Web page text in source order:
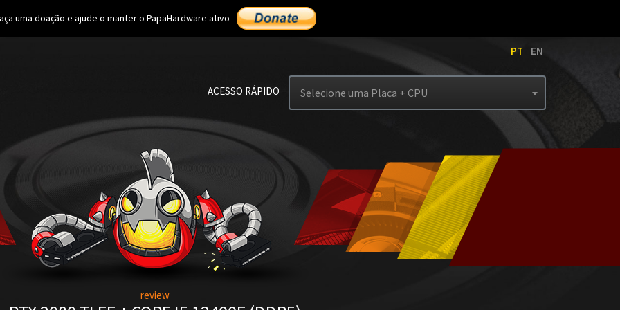
uma doação e ajude o manter o PapaHardware ativo
PT EN
ACESSO RÁPIDO Selecione uma Placa + CPU
review